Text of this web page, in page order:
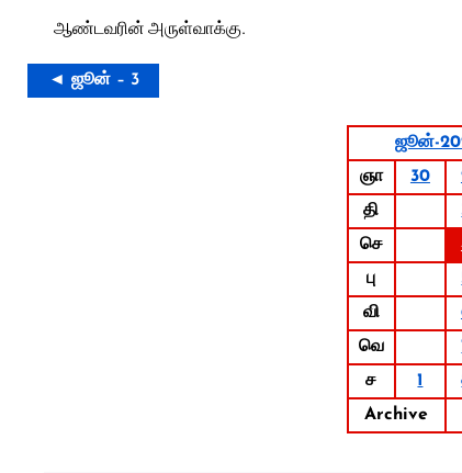
ஆண்டவரின் அருள்வாக்கு.
◄ ஜூன் – 3
ஜூன்-
ஞா
30
தி
செ
பு
வி
வெ
ச
1
Archive